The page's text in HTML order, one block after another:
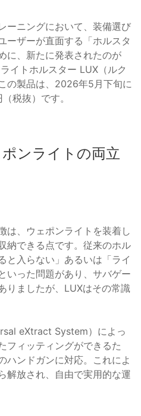
ーニングにおいて、装備選び
ーザーが直面する「ホルスタ
に、新たに発表されたのが
イトホルスター LUX（ルク
の製品は、2026年5月下旬に
税抜）です。
ンライトの両立
は、ウェポンライトを装着し
納できる点です。従来のホル
と入らない」あるいは「ライ
いった問題があり、サバゲー
りましたが、LUXはその常識
eXtract System）によっ
フィッティングができるた
ハンドガンに対応。これによ
解放され、自由で実用的な運